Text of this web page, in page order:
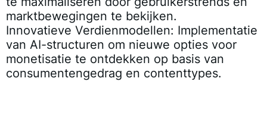
marktbewegingen te bekijken.
Innovatieve Verdienmodellen: Implementatie
van AI-structuren om nieuwe opties voor
monetisatie te ontdekken op basis van
consumentengedrag en contenttypes.